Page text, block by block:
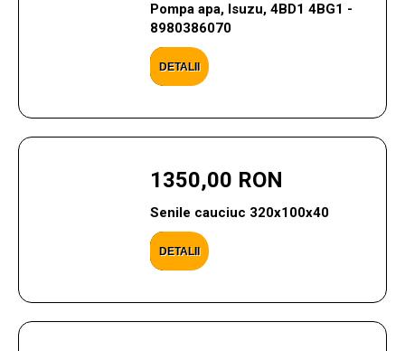
Pompa apa, Isuzu, 4BD1 4BG1 -
8980386070
DETALII
1350,00 RON
Senile cauciuc 320x100x40
DETALII